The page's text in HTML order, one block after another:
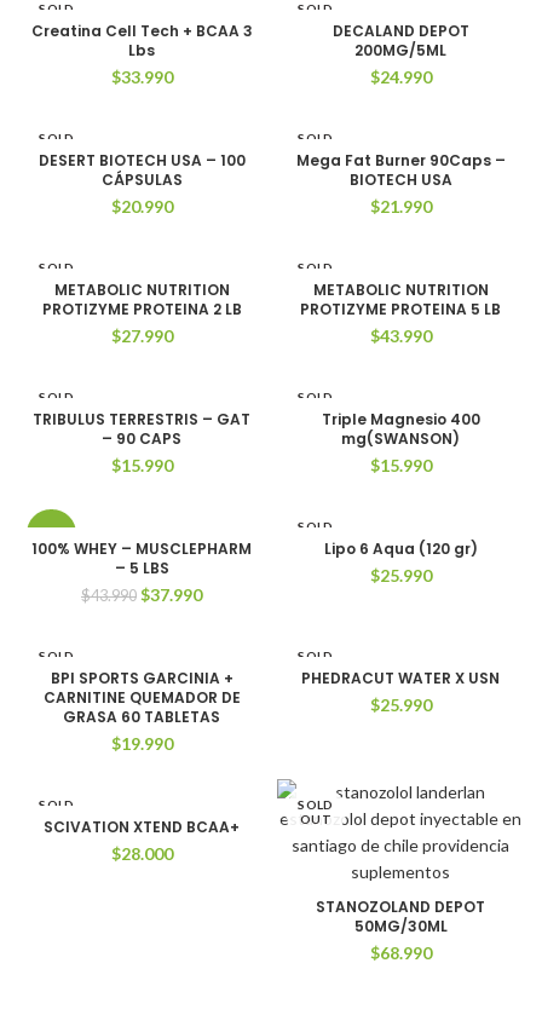
SOLD
OUT
Creatina Cell Tech + BCAA 3
Lbs
$33.990
SOLD
DECALAND DEPOT
200MG/5ML
$24.990
SOLD
OUT
DESERT BIOTECH USA – 100
CÁPSULAS
$20.990
SOLD
OUT
Mega Fat Burner 90Caps –
BIOTECH USA
$21.990
SOLD
OUT
METABOLIC NUTRITION
PROTIZYME PROTEINA 2 LB
$27.990
SOLD
OUT
METABOLIC NUTRITION
PROTIZYME PROTEINA 5 LB
$43.990
SOLD
OUT
TRIBULUS TERRESTRIS – GAT
– 90 CAPS
$15.990
SOLD
OUTTriple Magnesio 400
mg(SWANSON)
$15.990
100% WHEY – MUSCLEPHARM
– 5 LBS
$43.990 El
$43.990.
$37.990El
$37.990.
SOLD
OUTLipo 6 Aqua (120 gr)
$25.990
SOLD
OUT
BPI SPORTS GARCINIA +
CARNITINE QUEMADOR DE
GRASA 60 TABLETAS
$19.990
SOLD
OUT
PHEDRACUT WATER X USN
$25.990
SOLD
OUT
SCIVATION XTEND BCAA+
$28.000
SOLD
OUT
STANOZOLAND DEPOT
50MG/30ML
$68.990